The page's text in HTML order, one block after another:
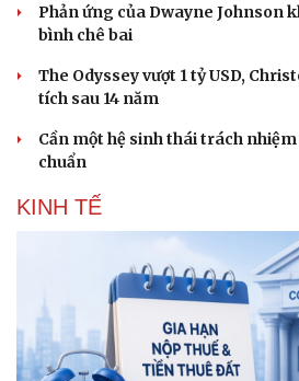
Phản ứng của Dwayne Johnson
bình chê bai
The Odyssey vượt 1 tỷ USD,
tích sau 14 năm
Cần một hệ sinh thái trách
chuẩn
KINH TẾ